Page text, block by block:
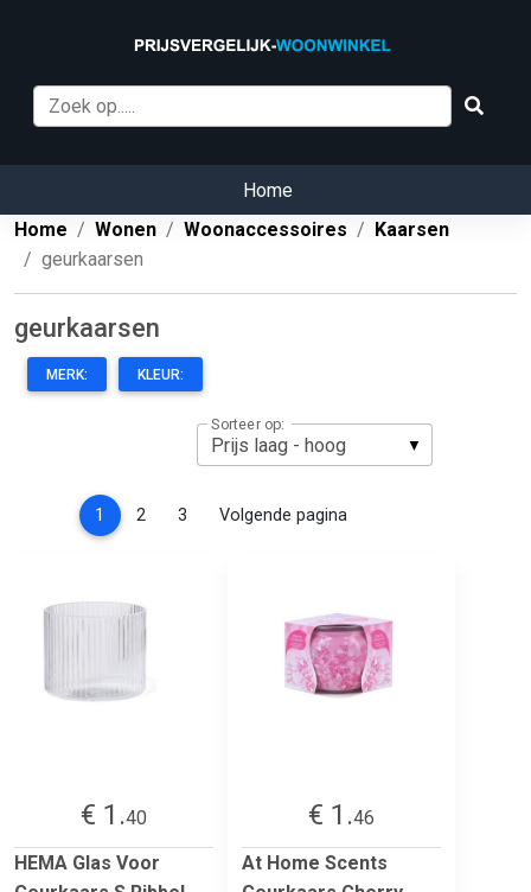
Home
Home
Wonen Woonaccessoires
Kaarsen
geurkaarsen
geurkaarsen
MERK: KLEUR:
Sorteer op:
1 (current)
2 3 Volgende pagina
€ 1.40
HEMA Glas Voor
€ 1.46
At Home Scents